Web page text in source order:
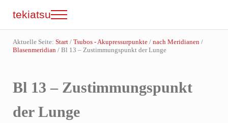
tekiatsu Menu
Aktuelle Seite: Start / Tsubos - Akupressurpunkte / nach Meridianen /
Blasenmeridian /Bl 13 – Zustimmungspunkt der Lunge
Bl 13 – Zustimmungspunkt
der Lunge